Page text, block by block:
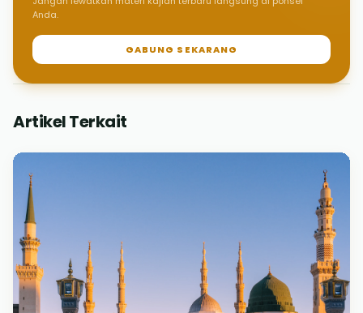
Anda.
GABUNG SEKARANG
Artikel Terkait